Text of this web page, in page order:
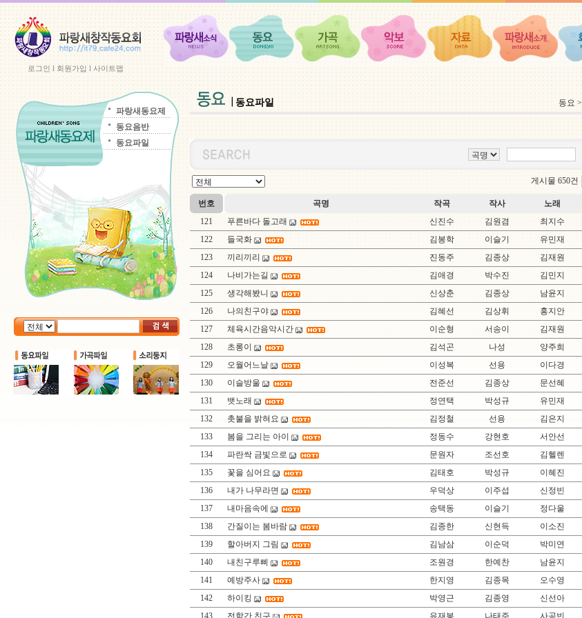
로그인l 회원가입l사이트맵
파랑새동요제
동요음반
동요파일
동요파일 동요 >
게시물 650건
번호 곡명 작곡 작사 노래
121
푸른바다 돌고래 신진수 김원겸 최지수
122
들국화 김봉학 이슬기 유민재
123
끼리끼리 진동주 김종상 김재원
124
나비가는길 김애경 박수진 김민지
125
생각해봤니 신상춘 김종상 남윤지
126
나의친구야 김혜선 김상휘 홍지안
127
체육시간음악시간 이순형 서송이 김재원
128
초롱이 김석곤 나성 양주희
129
오월어느날 이성복 선용 이다경
130
이슬방울 전준선 김종상 문선혜
131
뱃노래 정연택 박성규 유민재
132
촛불을 밝혀요 김정철 선용 김은지
133
봄을 그리는 아이 정동수 강현호 서안선
134
파란싹 금빛으로 문원자 조선호 김헬렌
135
꽃을 심어요 김태호 박성규 이혜진
136
내가 나무라면 우덕상 이주섭 신정빈
137
내마음속에 송택동 이슬기 정다울
138
간질이는 봄바람 김종한 신현득 이소진
139
할아버지 그림 김남삼 이순덕 박미연
140
내친구루삐 조원경 한예찬 남윤지
141
예방주사 한지영 김종목 오수영
142
하이킹 박영근 김종영 신선아
143
전학간 친구 유재봉 나태주 사공빈